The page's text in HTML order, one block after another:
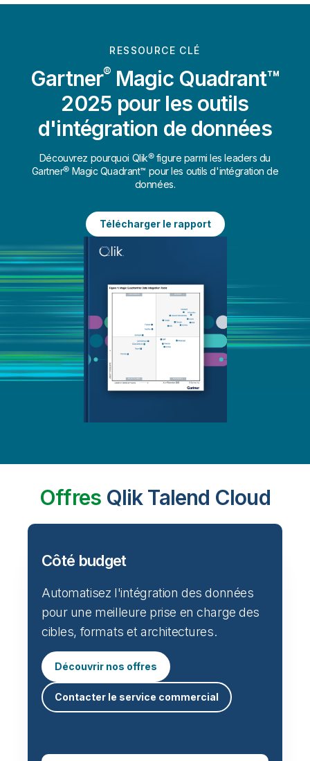
RESSOURCE CLÉ
Gartner® Magic Quadrant™
2025 pour les outils
d'intégration de données
Découvrez pourquoi Qlik® figure parmi les leaders du
Gartner® Magic Quadrant™ pour les outils d'intégration de
données.
Télécharger le rapport
OffresQlik Talend Cloud
Côté budget
Automatisez l'intégration des données
pour une meilleure prise en charge des
cibles, formats et architectures.
Découvrir nos offres
Contacter le service commercial